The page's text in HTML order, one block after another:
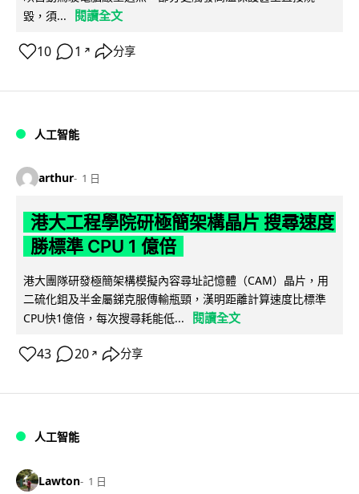
毀，須...
閱讀全文
10 1 ↗ 分享
人工智能
arthur 1 日
港大工程學院研極簡架構晶片 搜尋速度
勝標準 CPU 1 億倍
港大團隊研發極簡架構模擬內容尋址記憶體（CAM）晶片，用
二硫化鉬及半金屬銻克服傳輸瓶頸，漢明距離計算速度比標準
CPU快1億倍，每次搜尋耗能低...
閱讀全文
43 20 ↗ 分享
人工智能
Lawton 1 日